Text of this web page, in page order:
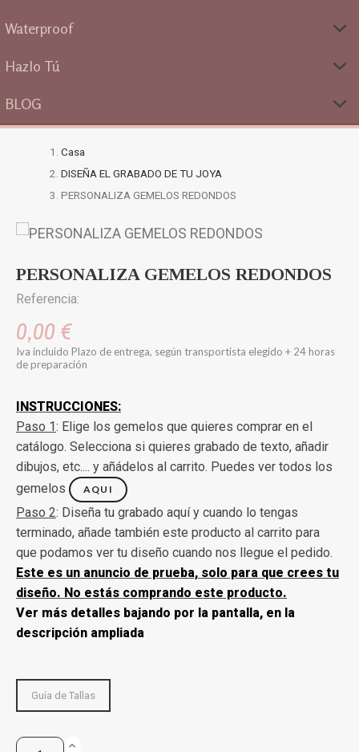
Waterproof
Hazlo Tú
BLOG
Casa
DISEÑA EL GRABADO DE TU JOYA
PERSONALIZA GEMELOS REDONDOS
PERSONALIZA GEMELOS REDONDOS
Referencia:
0,00 €
Iva incluido Plazo de entrega, según transportista elegido + 24 horas
de preparación
INSTRUCCIONES:
Paso 1: Elige los gemelos que quieres comprar en el
catálogo. Selecciona si quieres grabado de texto, añadir
dibujos, etc.... y añádelos al carrito. Puedes ver todos los
gemelos
AQUI
Paso 2: Diseña tu grabado aquí y cuando lo tengas
terminado, añade también este producto al carrito para
que podamos ver tu diseño cuando nos llegue el pedido.
Este es un anuncio de prueba, solo para que crees tu
diseño. No estás comprando este producto.
Ver más detalles bajando por la pantalla, en la
descripción ampliada
Guía de Tallas